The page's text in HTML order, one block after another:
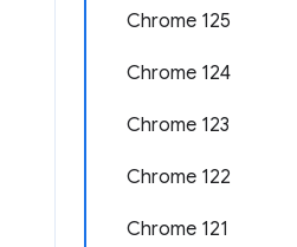
Chrome 125
Chrome 124
Chrome 123
Chrome 122
Chrome 121